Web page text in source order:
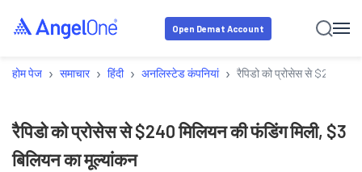
Open Demat Account
होम पेज › समाचार › हिंदी › अनलिस्टेड कंपनियां › रैपिडो को प्रोसेस से $240
रैपिडो को प्रोसेस से $240 मिलियन की फंडिंग मिली, $3
बिलियन का मूल्यांकन